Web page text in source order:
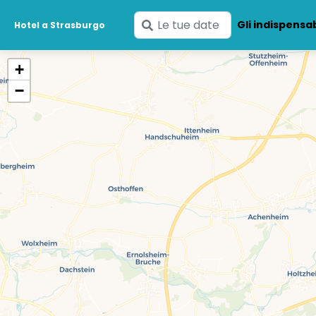
Hotel a Strasburgo
Inserisci
le
tue
date
Gli
+
−